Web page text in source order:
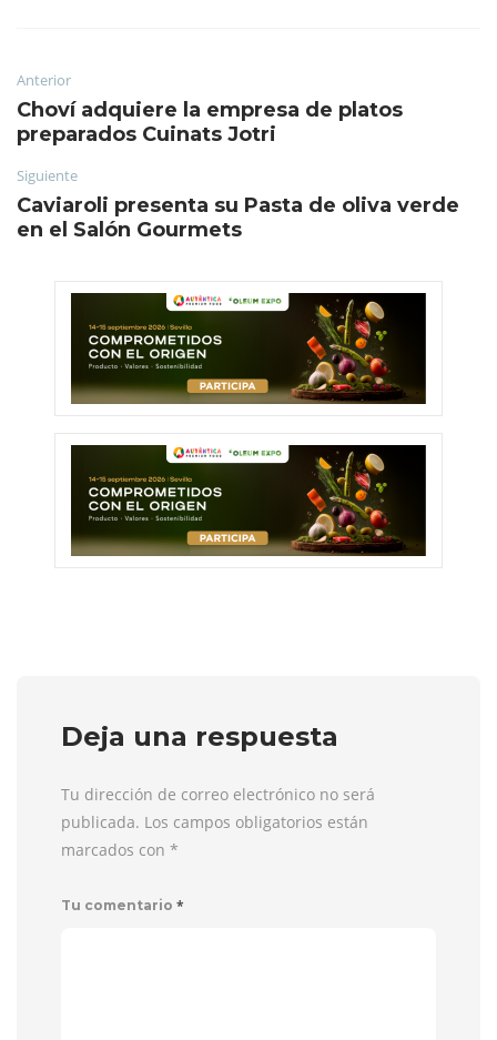
Anterior
Choví adquiere la empresa de platos
preparados Cuinats Jotri
Siguiente
Caviaroli presenta su Pasta de oliva verde
en el Salón Gourmets
Deja una respuesta
Tu dirección de correo electrónico no será
publicada. Los campos obligatorios están
marcados con *
Tu comentario *